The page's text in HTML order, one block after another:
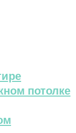
потолке